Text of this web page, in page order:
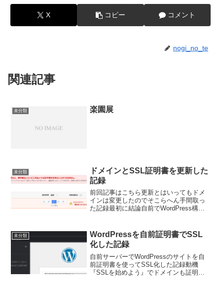
X コピー コメント
nogi_no_te
関連記事
未分類 楽園展
未分類
ドメインとSSL証明書を更新した
記録
前回記事はこちら更新とはいってもドメ
インは変更したのでそこらへん手間取っ
た記録最初に結論自前でWordPress構築
しょうやったことドメイン更新証明書更
新（変更）...
未分類
WordPressを自前証明書でSSL
化した記録
自前サーバーでWordPressのサイトを自
前証明書を使ってSSL化した記録動機
『SSLを始めよう』でドメインも証明書